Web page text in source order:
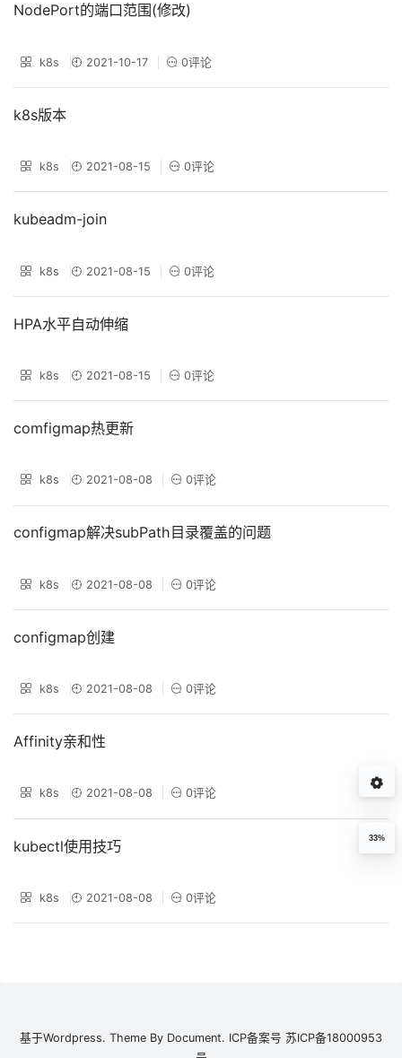
NodePort的端口范围(修改)
k8s 2021-10-17 0评论
k8s版本
k8s 2021-08-15 0评论
kubeadm-join
k8s 2021-08-15 0评论
HPA水平自动伸缩
k8s 2021-08-15 0评论
comfigmap热更新
k8s 2021-08-08 0评论
configmap解决subPath目录覆盖的问题
k8s 2021-08-08 0评论
configmap创建
k8s 2021-08-08 0评论
Affinity亲和性
k8s 2021-08-08 0评论
kubectl使用技巧
k8s 2021-08-08 0评论
33%
基于Wordpress. Theme By Document. ICP备案号 苏ICP备18000953